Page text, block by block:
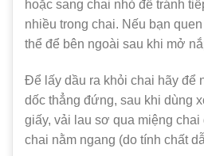
hoặc sang chai nhỏ để tránh
nhiều trong chai. Nếu bạn
thể để bên ngoài sau khi mở
Để lấy dầu ra khỏi chai hãy để
dốc thẳng đứng, sau khi dùng
giấy, vải lau sơ qua miệng chai
chai nằm ngang (do tính chất